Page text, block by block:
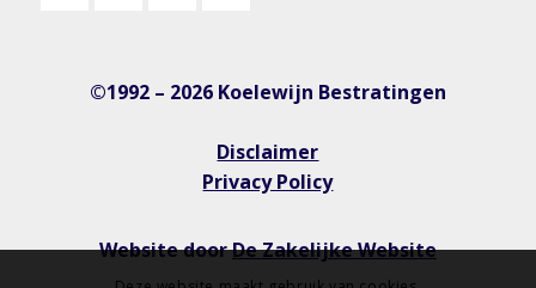
©1992 – 2026 Koelewijn Bestratingen
Disclaimer
Privacy Policy
Website doorDe Zakelijke Website